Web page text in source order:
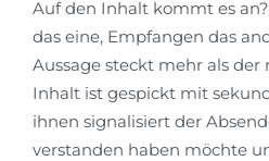
Auf den Inhalt kommt es
das eine, Empfangen das
Aussage steckt mehr als der
Inhalt ist gespickt mit
ihnen signalisiert der
verstanden haben möchte